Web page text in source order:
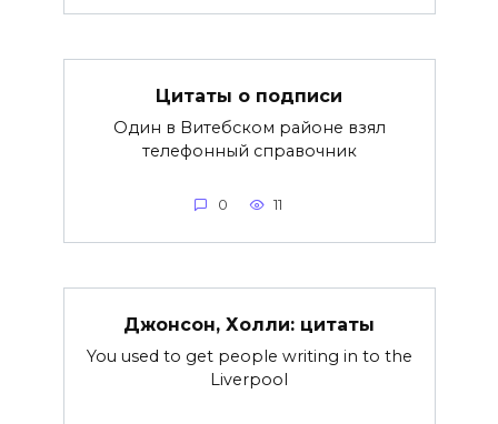
Цитаты о подписи
Один в Витебском районе взял
телефонный справочник
0 11
Джонсон, Холли: цитаты
You used to get people writing in to the
Liverpool